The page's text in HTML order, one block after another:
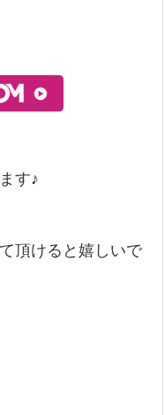
す♪
頂けると嬉しいで